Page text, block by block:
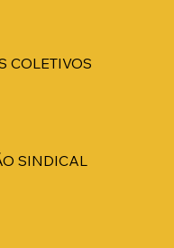
COLETIVOS
SINDICAL